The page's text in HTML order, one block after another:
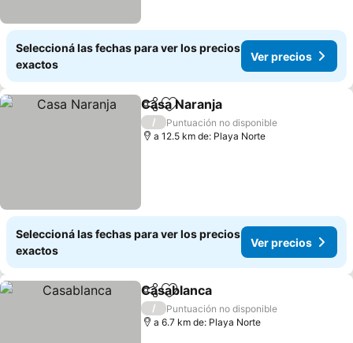
Seleccioná las fechas para ver los precios
exactos
Ver precios
CompartirAñadir a favoritos
Casa Naranja
/
Puntuación no disponible
a 12.5 km de: Playa Norte
Seleccioná las fechas para ver los precios
exactos
Ver precios
CompartirAñadir a favoritos
Casablanca
/
Puntuación no disponible
a 6.7 km de: Playa Norte